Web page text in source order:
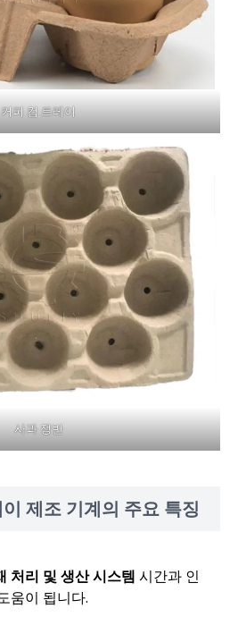
커피 컵 트레이
사과 쟁반
제조 기계의 주요 특징
처리 및 생산 시스템 시간과 인
움이 됩니다.